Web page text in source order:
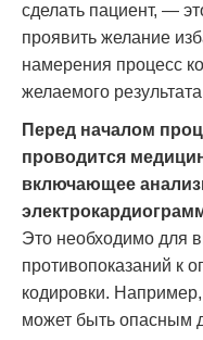
сделать пациент, —
проявить желание
намерения процесс
желаемого
Перед началом
проводится
включающее
Это необходимо для
противопоказаний к
кодировки.
может быть опасным